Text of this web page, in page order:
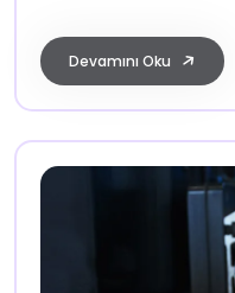
Devamını Oku